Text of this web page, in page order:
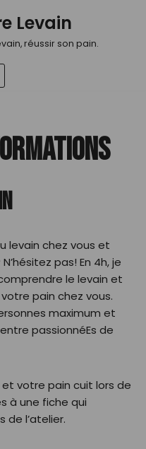
Levain
réussir son pain.
levain chez vous et
pas! En 4h, je
le levain et
pain chez vous.
maximum et
passionnéEs de
votre pain cuit lors de
à une fiche qui
de l’atelier.